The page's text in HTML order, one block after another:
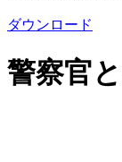
ダウンロード
警察官